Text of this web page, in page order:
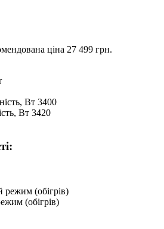
ціна 27 499 грн.
Bт 3400
Bт 3420
(обігрів)